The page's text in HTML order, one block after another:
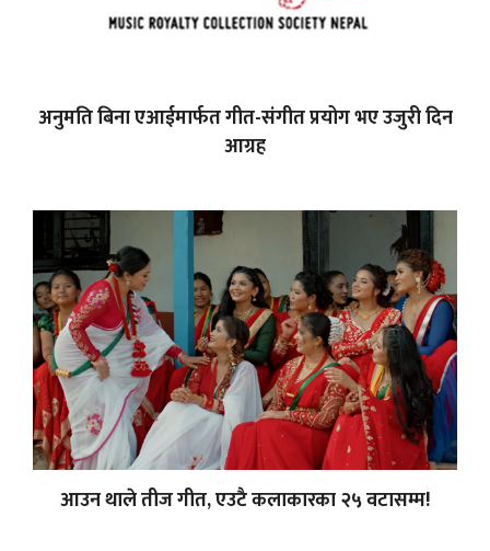
अनुमति बिना एआईमार्फत गीत-संगीत प्रयोग भए उजुरी दिन
आग्रह
आउन थाले तीज गीत, एउटै कलाकारका २५ वटासम्म!